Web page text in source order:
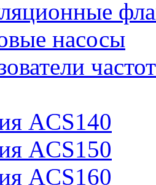
насосы
ACS140
ACS150
ACS160